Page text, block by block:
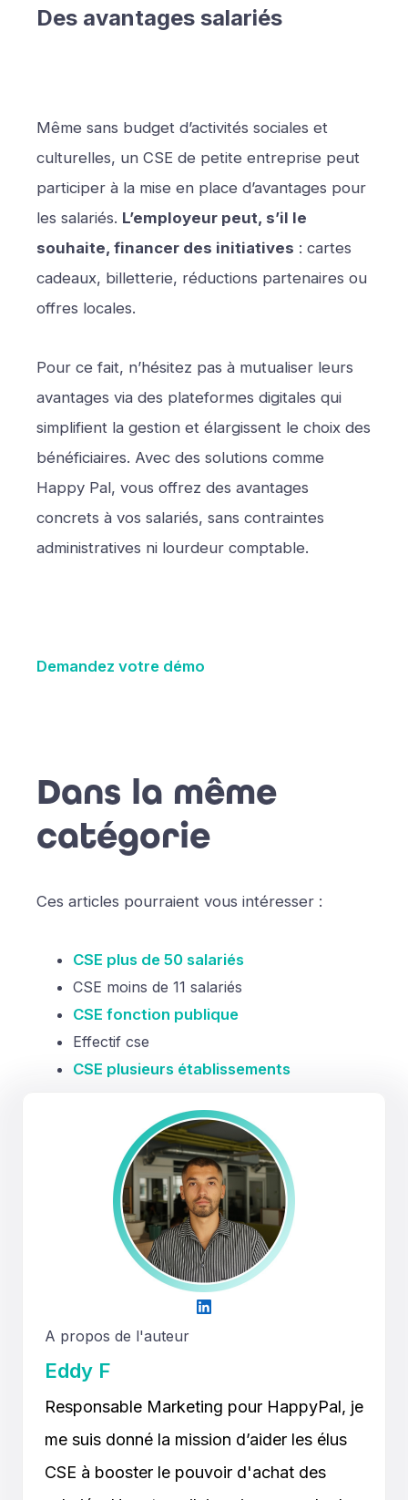
Des avantages salariés
Même sans budget d’activités sociales et
culturelles, un CSE de petite entreprise peut
participer à la mise en place d’avantages pour
les salariés. L’employeur peut, s’il le
souhaite, financer des initiatives : cartes
cadeaux, billetterie, réductions partenaires ou
offres locales.
Pour ce fait, n’hésitez pas à mutualiser leurs
avantages via des plateformes digitales qui
simplifient la gestion et élargissent le choix des
bénéficiaires. Avec des solutions comme
Happy Pal, vous offrez des avantages
concrets à vos salariés, sans contraintes
administratives ni lourdeur comptable.
Demandez votre démo
Dans la même
catégorie
Ces articles pourraient vous intéresser :
CSE plus de 50 salariés
CSE moins de 11 salariés
CSE fonction publique
Effectif cse
CSE plusieurs établissements
A propos de l'auteur
Eddy F
Responsable Marketing pour HappyPal, je
me suis donné la mission d’aider les élus
CSE à booster le pouvoir d'achat des